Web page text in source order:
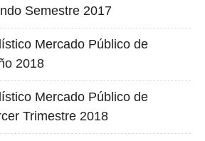
Semestre 2017
Mercado Público de
2018
Mercado Público de
Trimestre 2018